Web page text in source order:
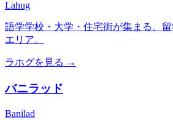
Lahug
語学学校・大学・住宅街が集まる、
エリア。
ラホグを見る →
バニラッド
Banilad